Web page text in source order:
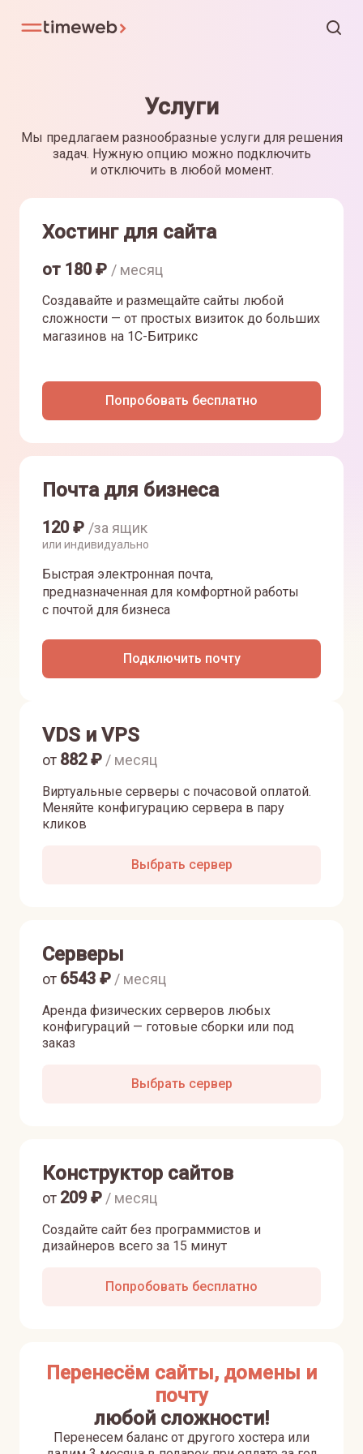
Услуги
Мы предлагаем разнообразные услуги для решения
задач. Нужную опцию можно подключить
и отключить в любой момент.
Хостинг для сайта
от 180₽ / месяц
Создавайте и размещайте сайты любой
сложности — от простых визиток до больших
магазинов на 1С-Битрикс
Попробовать бесплатно
Почта для бизнеса
120₽ /за ящик
или индивидуально
Быстрая электронная почта,
предназначенная для комфортной работы
с почтой для бизнеса
Подключить почту
VDS и VPS
Виртуальные серверы с почасовой оплатой.
Меняйте конфигурацию сервера в пару
кликов
от 882₽ / месяц
Выбрать сервер
Серверы
Аренда физических серверов любых
конфигураций — готовые сборки или под
заказ
от 6543 ₽ / месяц
Выбрать сервер
Конструктор сайтов
Создайте сайт без программистов и
дизайнеров всего за 15 минут
от 209₽ / месяц
Попробовать бесплатно
Перенесём сайты, домены и
почту
любой сложности!
Перенесем баланс от другого хостера или